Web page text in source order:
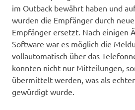
im Outback bewährt haben und
wurden die Empfänger durch
Empfänger ersetzt. Nach einigen
Software war es möglich die
vollautomatisch über das
konnten nicht nur Mitteilungen,
übermittelt werden, was als
gewürdigt wurde.